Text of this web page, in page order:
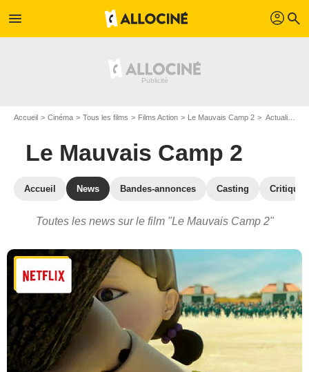
menu profil search
Accueil Cinéma Tous les films Films Action Le Mauvais Camp 2 Actualités Le Mauvais Camp 2
Le Mauvais Camp 2
Accueil News Bandes-annonces Casting
Toutes les news sur le film "Le Mauvais Camp 2"